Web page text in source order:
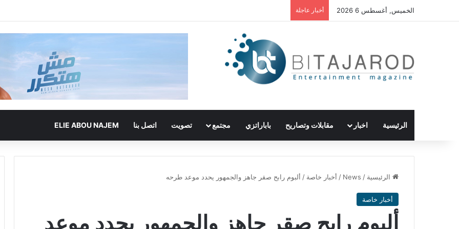
الخميس, أغسطس 6 2026 أخبار عاجلة
الرئيسية اخبار مقابلات وتصاريح باباراتزي مجتمع تصويت اتصل بنا ELIE ABOU NAJEM
الرئيسية /
News
/ أخبار خاصة / ألبوم رابح صقر جاهز والجمهور يحدد موعد طرحه
أخبار خاصة
ألبوم رابح صقر جاهز والجمهور يحدد موعد